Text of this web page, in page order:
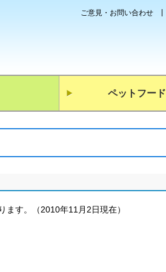
ご意見・お問い合わせ
ペットフード
ます。（2010年11月2日現在）